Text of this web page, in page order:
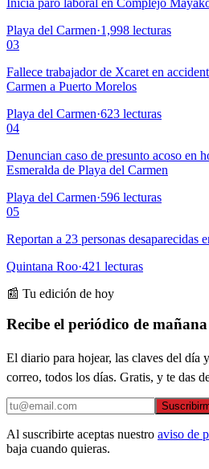
Playa del Carmen·1,998 lecturas
03
Fallece trabajador de Xcaret en
Carmen a Puerto Morelos
Playa del Carmen·623 lecturas
04
Denuncian caso de presunto acoso en
Esmeralda de Playa del Carmen
Playa del Carmen·596 lecturas
05
Reportan a 23 personas desaparecidas
Quintana Roo·421 lecturas
📰 Tu edición de hoy
Recibe el periódico de
El diario para hojear, las claves del
correo, todos los días. Gratis, y te das
Al suscribirte aceptas nuestro aviso de
baja cuando quieras.